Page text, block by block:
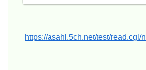
https://asahi.5ch.net/test/read.cgi/